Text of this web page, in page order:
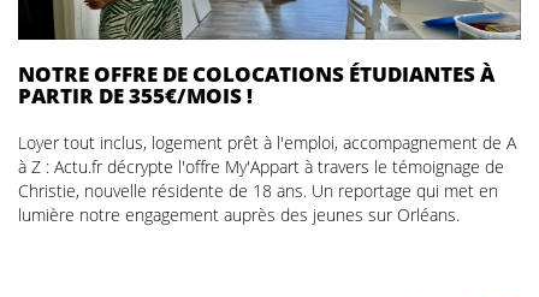
NOTRE OFFRE DE COLOCATIONS ÉTUDIANTES À
PARTIR DE 355€/MOIS !
Loyer tout inclus, logement prêt à l'emploi, accompagnement de A
à Z : Actu.fr décrypte l'offre My'Appart à travers le témoignage de
Christie, nouvelle résidente de 18 ans. Un reportage qui met en
lumière notre engagement auprès des jeunes sur Orléans.